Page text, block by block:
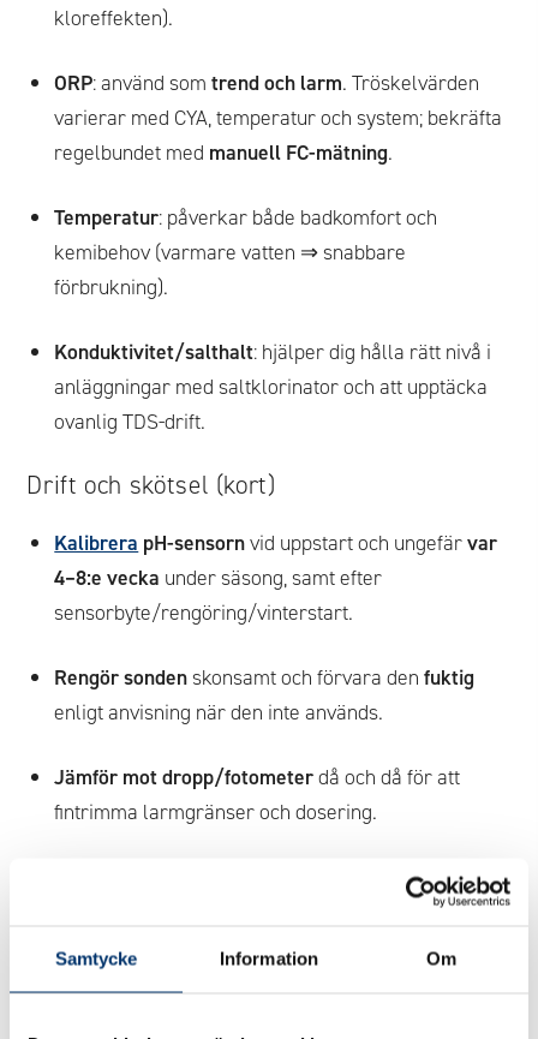
Samtycke Information Om
kloreffekten).
ORP: använd somtrend och larm. Tröskelvärden
varierar med CYA, temperatur och system; bekräfta
regelbundet med manuell FC-mätning.
Temperatur: påverkar både badkomfort och
kemibehov (varmare vatten ⇒ snabbare
förbrukning).
Konduktivitet/salthalt: hjälper dig hålla rätt nivå i
anläggningar med saltklorinator och att upptäcka
ovanlig TDS-drift.
Drift och skötsel (kort)
Kalibrera pH-sensornvid uppstart och ungefärvar
4–8:e vecka under säsong, samt efter
sensorbyte/rengöring/vinterstart.
Rengör sondenskonsamt och förvara denfuktig
enligt anvisning när den inte används.
Jämför mot dropp/fotometerdå och då för att
fintrimma larmgränser och dosering.
upptäckt av avvikelser.